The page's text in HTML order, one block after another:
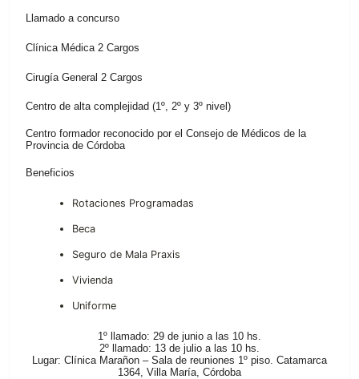
Llamado a concurso
Clínica Médica 2 Cargos
Cirugía General 2 Cargos
Centro de alta complejidad (1º, 2º y 3º nivel)
Centro formador reconocido por el Consejo de Médicos de la
Provincia de Córdoba
Beneficios
Rotaciones Programadas
Beca
Seguro de Mala Praxis
Vivienda
Uniforme
1º llamado: 29 de junio a las 10 hs.
2º llamado: 13 de julio a las 10 hs.
Lugar: Clínica Marañon – Sala de reuniones 1º piso. Catamarca
1364, Villa María, Córdoba